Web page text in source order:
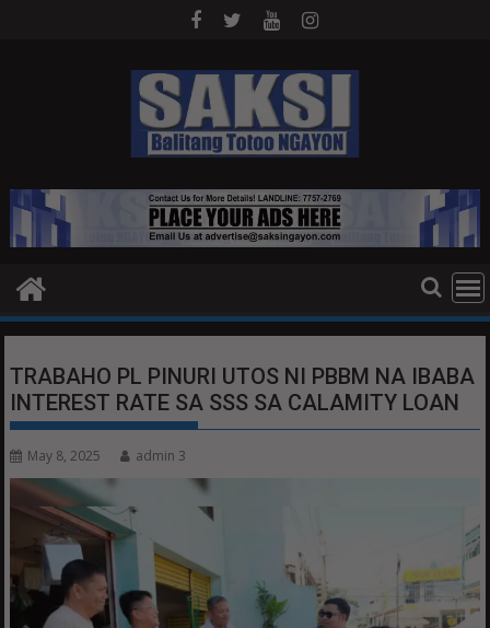
TRABAHO PL PINURI UTOS NI PBBM NA IBABA
INTEREST RATE SA SSS SA CALAMITY LOAN
May 8, 2025 admin 3